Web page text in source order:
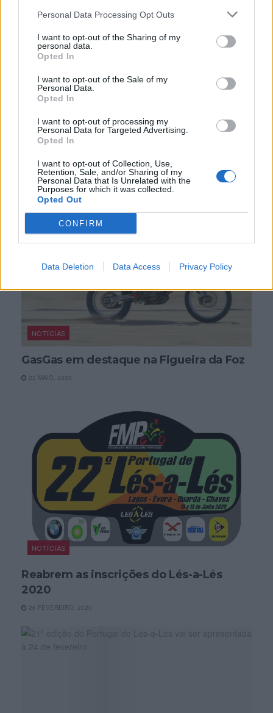
Personal Data Processing Opt Outs
I want to opt-out of the Sharing of my
personal data.
Opted In
I want to opt-out of the Sale of my
Personal Data.
Opted In
I want to opt-out of processing my
Personal Data for Targeted Advertising.
Opted In
I want to opt-out of Collection, Use,
Retention, Sale, and/or Sharing of my
Personal Data that Is Unrelated with the
Purposes for which it was collected.
Opted Out
CONFIRM
Data Deletion Data Access Privacy Policy
COMPETIÇÃO
Campeonato Nacional de Enduro Sprint
na Figueira da Foz
3 OUTUBRO, 2024
NOTÍCIAS
GasGas em destaque na Figueira da Foz
23 MAIO, 2023
NOTÍCIAS
Reabrem as inscrições do Lés-a-Lés
2020
26 FEVEREIRO, 2020